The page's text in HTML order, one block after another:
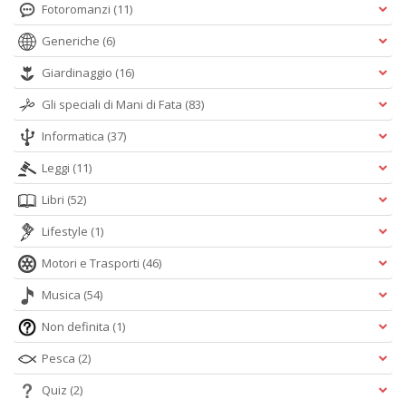
Fotoromanzi (11)
Generiche (6)
Giardinaggio (16)
Gli speciali di Mani di Fata (83)
Informatica (37)
Leggi (11)
Libri (52)
Lifestyle (1)
Motori e Trasporti (46)
Musica (54)
Non definita (1)
Pesca (2)
Quiz (2)